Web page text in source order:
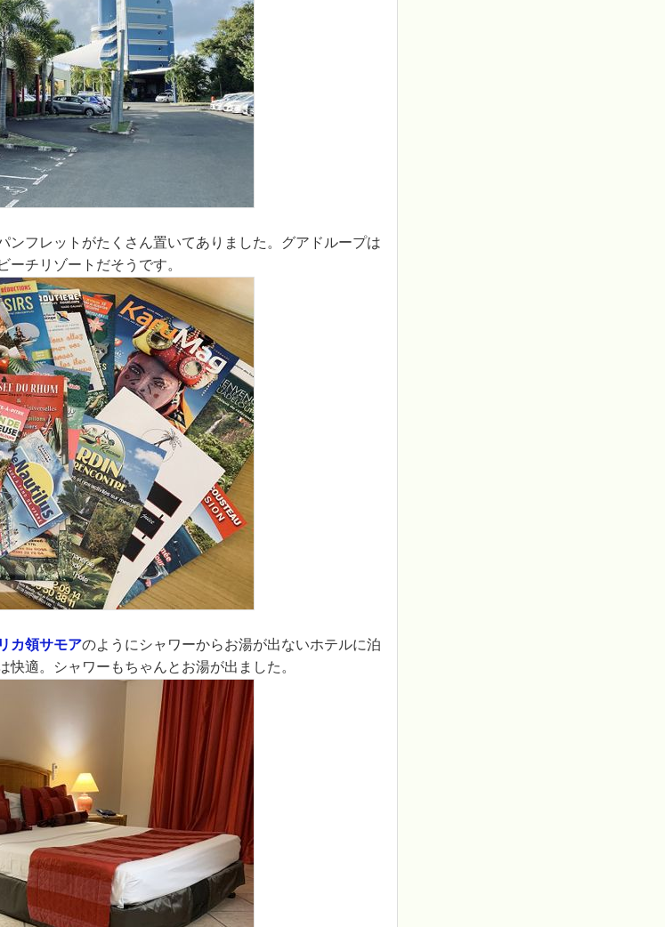
ンフレットがたくさん置いてありました。グアドループは
チリゾートだそうです。
カ領サモアのようにシャワーからお湯が出ないホテルに泊
適。シャワーもちゃんとお湯が出ました。